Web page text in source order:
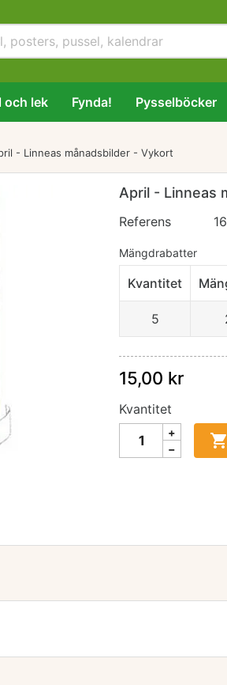
och lek Fynda! Pysselböcker
- Linneas månadsbilder - Vykort
April - Linneas
Referens
Mängdrabatter
Kvantitet
5
15,00 kr
Kvantitet
